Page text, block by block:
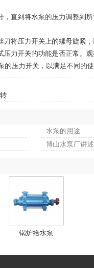
到将水泵的压力调整到所
将压力开关上的螺母旋紧，
开关的功能是否正常。
压力开关，以满足不同的
水泵的用途
博山水泵厂讲
锅炉给水泵